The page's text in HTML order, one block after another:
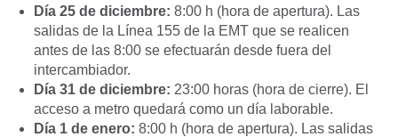
Día 25 de diciembre: 8:00 h (hora de apertura). Las
salidas de la Línea 155 de la EMT que se realicen
antes de las 8:00 se efectuarán desde fuera del
intercambiador.
Día 31 de diciembre: 23:00 horas (hora de cierre). El
acceso a metro quedará como un día laborable.
Día 1 de enero: 8:00 h (hora de apertura). Las salidas